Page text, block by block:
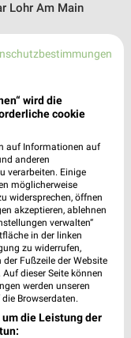
❯
Lohr Am Main
Geschlossen
Geschlossen
wird die
cookie
auf Informationen auf
anderen
verarbeiten. Einige
möglicherweise
widersprechen, öffnen
akzeptieren, ablehnen
verwalten“
in der linken
zu widerrufen,
Fußzeile der Website
dieser Seite können
werden unseren
Browserdaten.
die Leistung der